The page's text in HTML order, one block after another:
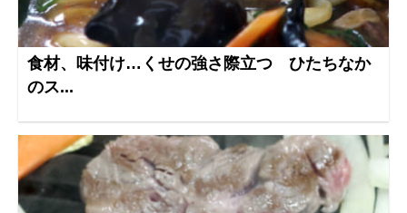
食材、味付け…くせの強さ際立つ ひたちなか
のス...